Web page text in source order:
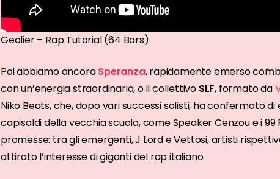
Geolier – Rap Tutorial (64 Bars)
Poi abbiamo ancoraSperanza, rapidamente emerso
con un’energia straordinaria, o il collettivo SLF, formato da
Niko Beats, che, dopo vari successi solisti, ha confermato
capisaldi della vecchia scuola, come Speaker Cenzou e i
promesse: tra gli emergenti, J Lord e Vettosi, artisti
attirato l’interesse di giganti del rap italiano.